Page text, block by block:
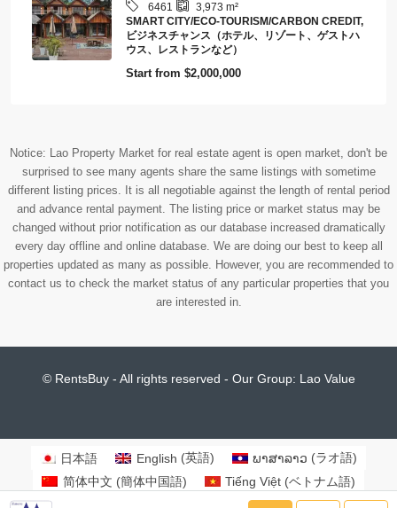
6461 3,973 m²
SMART CITY/ECO-TOURISM/CARBON CREDIT,
ビジネスチャンス（ホテル、リゾート、ゲストハ
ウス、レストランなど）
Start from $2,000,000
Notice: Lao Property Market for real estate agent is open market, don't be
surprised to see many agents share the same listings with sometime
different listing prices. It is all negotiable against the length of rental period
and advance rental payment. The listing price or market status may be
changed without prior notification as our database increased dramatically
every day offline and online database. We are doing our best to keep all
properties updated as many as possible. However, you are recommended to
contact us to check the market status of any particular properties that you
are interested in.
© RentsBuy - All rights reserved - Our Group: Lao Value
日本語 English (英語) ພາສາລາວ (ラオ語)
简体中文 (簡体中国語) Tiếng Việt (ベトナム語)
)